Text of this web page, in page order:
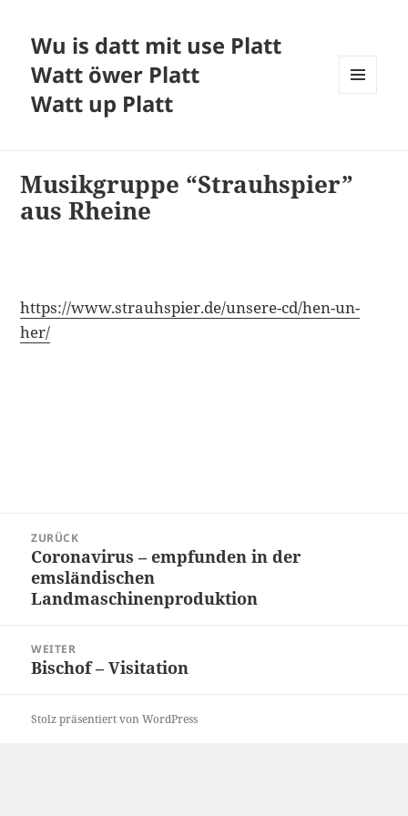
Wu is datt mit use Platt
Watt öwer Platt
Watt up Platt
Musikgruppe “Strauhspier”
aus Rheine
https://www.strauhspier.de/unsere-cd/hen-un-
her/
ZURÜCK
Vorheriger
Beitrag:
Coronavirus – empfunden in der
emsländischen
Landmaschinenproduktion
WEITER
Nächster
Bischof – Visitation
Stolz präsentiert von WordPress